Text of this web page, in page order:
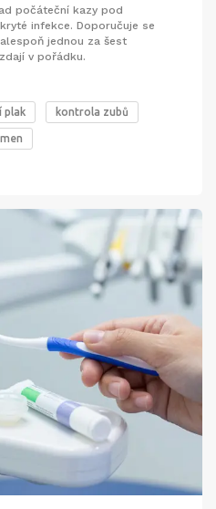
počáteční kazy pod
infekce. Doporučuje se
jednou za šest
v pořádku.
plak kontrola zubů